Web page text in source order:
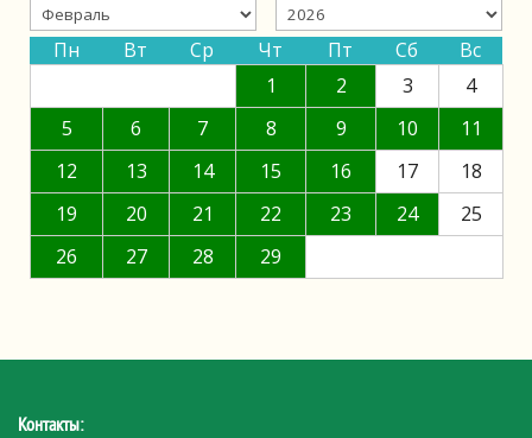
Пн Вт Ср Чт Пт Сб
Вс
1
2 3
4
5
6 7 8 9 10
11
12
13 14 15 16 17
18
19
20 21 22 23 24
25
26
27 28 29
Контакты: